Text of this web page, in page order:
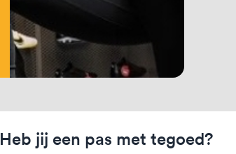
Heb jij een pas met tegoed?